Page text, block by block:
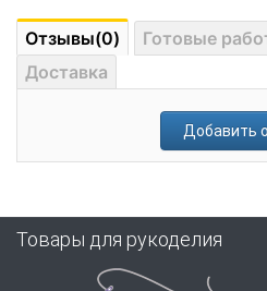
Отзывы(0) Готовые
Доставка
Добавить
Товары для рукоделия